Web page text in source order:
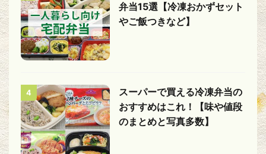
弁当15選【冷凍おかずセット
やご飯つきなど】
4
スーパーで買える冷凍弁当の
おすすめはこれ！【味や値段
のまとめと写真多数】